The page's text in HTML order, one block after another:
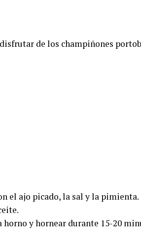
de los champiñones
el ajo picado, la sal y la pimienta.
horno y hornear durante 15-20